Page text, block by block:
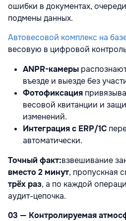
ошибки в документах,
подмены данных.
Автовесовой комплекс на
весовую в цифровой
ANPR-камеры
въезде и выезде без
Фотофиксация
весовой квитанции и
изменений.
Интеграция с ERP/1С
автоматически.
Точный факт:взвешивание
вместо 2 минут, пропускная
трёх раз, а по каждой
аудит-цепочка.
03 — Контролируемая